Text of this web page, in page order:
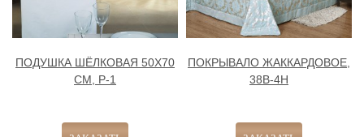
ПОДУШКА ШЁЛКОВАЯ 50Х70
СМ, Р-1
ПОКРЫВАЛО ЖАККАРДОВОЕ,
38В-4H